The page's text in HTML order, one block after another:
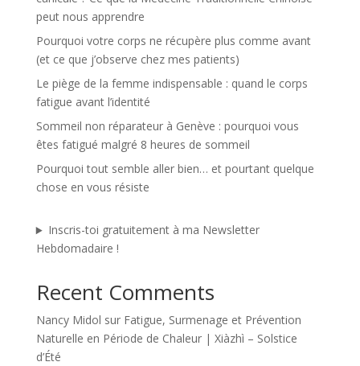
:
peut nous apprendre
Pourquoi votre corps ne récupère plus comme avant
(et ce que j’observe chez mes patients)
Le piège de la femme indispensable : quand le corps
fatigue avant l’identité
Sommeil non réparateur à Genève : pourquoi vous
êtes fatigué malgré 8 heures de sommeil
Pourquoi tout semble aller bien… et pourtant quelque
chose en vous résiste
Inscris-toi gratuitement à ma Newsletter
Hebdomadaire !
Recent Comments
Nancy Midol sur Fatigue, Surmenage et Prévention
Naturelle en Période de Chaleur | Xiàzhì – Solstice
d’Été